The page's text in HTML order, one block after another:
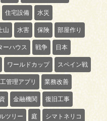
住宅設備 水災
山 水害 保険 部屋作り
ーハウス 戦争 日本
ワールドカップ スペイン戦
管理アプリ 業務改善
金融機関 復旧工事
ツリー 庭 シマトネリコ